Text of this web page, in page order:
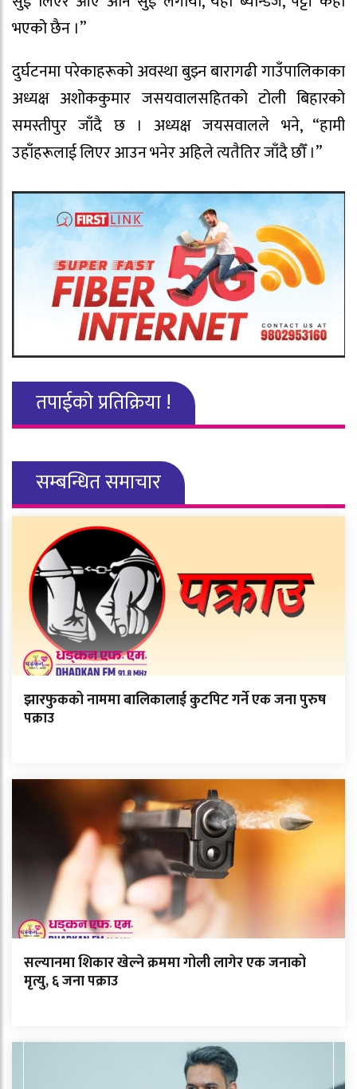
भएको छैन ।”
दुर्घटनमा परेकाहरूको अवस्था बुझ्न बारागढी गाउँपालिकाका
अध्यक्ष अशोककुमार जसयवालसहितको टोली बिहारको
समस्तीपुर जाँदै छ । अध्यक्ष जयसवालले भने, “हामी
उहाँहरूलाई लिएर आउन भनेर अहिले त्यतैतिर जाँदै छौँ ।”
तपाईको प्रतिक्रिया !
सम्बन्धित समाचार
झारफुकको नाममा बालिकालाई कुटपिट गर्ने एक जना पुरुष
पक्राउ
सल्यानमा शिकार खेल्ने क्रममा गोली लागेर एक जनाको
मृत्यु, ६ जना पक्राउ